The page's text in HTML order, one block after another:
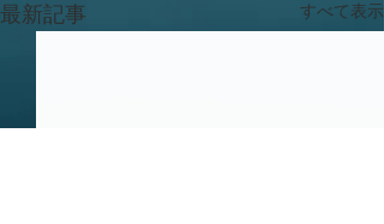
最新記事 すべて表示